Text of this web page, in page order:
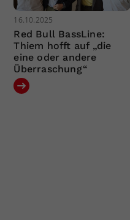
16.10.2025
Red Bull BassLine:
Thiem hofft auf „die
eine oder andere
Überraschung“